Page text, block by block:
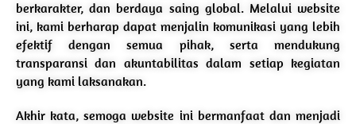
berkarakter, dan berdaya saing global. Melalui website
ini, kami berharap dapat menjalin komunikasi yang lebih
efektif dengan semua pihak, serta mendukung
transparansi dan akuntabilitas dalam setiap kegiatan
yang kami laksanakan.
Akhir kata, semoga website ini bermanfaat dan menjadi